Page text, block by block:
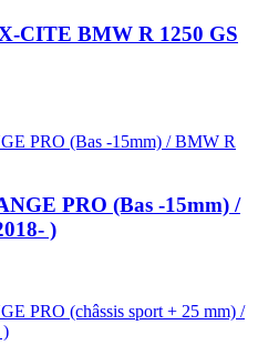
CITE BMW R 1250 GS
PRO (Bas -15mm) /
)